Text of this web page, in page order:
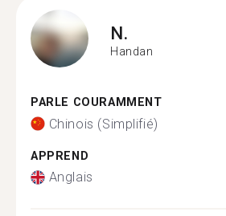
N.
Handan
PARLE COURAMMENT
Chinois (Simplifié)
APPREND
Anglais